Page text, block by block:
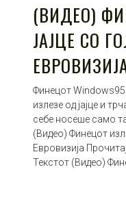
(ВИДЕО)
ЈАЈЦЕ СО
Финецот
излезе од јајце и
себе носеше само
(Видео) Финецот
Евровизија
Текстот (Видео)